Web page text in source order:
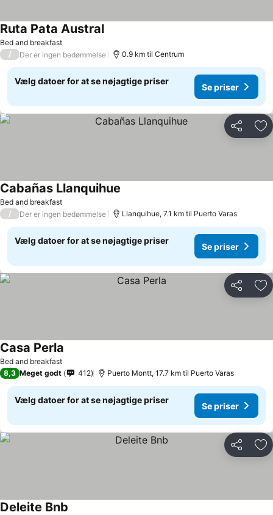
Bed and breakfast
Ruta Pata Austral
/ Der er ingen bedømmelse 0.9 km til Centrum
Vælg datoer for at se nøjagtige priser
Se priser
Del
Bed and breakfast
Cabañas Llanquihue
/ Der er ingen bedømmelse Llanquihue, 7.1 km til Puerto Varas
Vælg datoer for at se nøjagtige priser
Se priser
Del
Bed and breakfast
Casa Perla
8,3 Meget godt 412 Puerto Montt, 17.7 km til Puerto Varas
Vælg datoer for at se nøjagtige priser
Se priser
Del
Deleite Bnb